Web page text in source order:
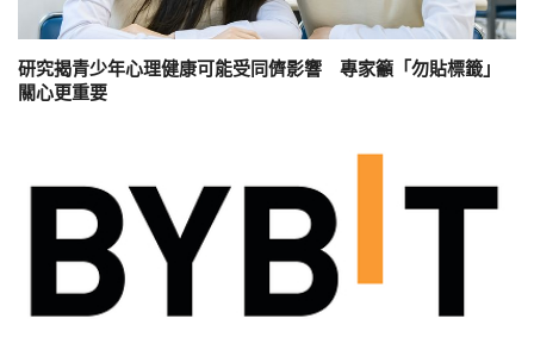
研究揭青少年心理健康可能受同儕影響 專家籲「勿貼標籤」
關心更重要